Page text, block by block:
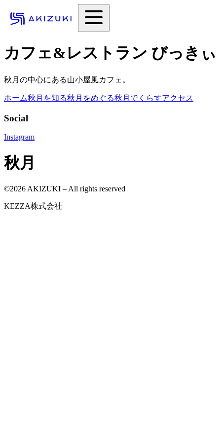
カフェ&レストラン びっきぃ
秋月の中心にある山小屋風カフェ。
ホーム秋月を知る秋月をめぐる秋月でくらすアクセス
Social
Instagram
秋月
©2026 AKIZUKI – All rights reserved
KEZZA株式会社